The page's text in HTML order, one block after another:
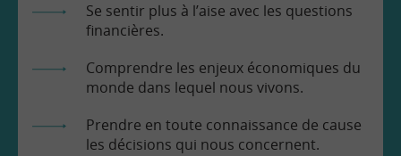
Se sentir plus à l’aise avec les questions
financières.
Comprendre les enjeux économiques du
monde dans lequel nous vivons.
Prendre en toute connaissance de cause
les décisions qui nous concernent.